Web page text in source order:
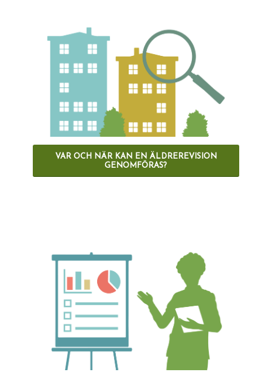
VAR OCH NÄR KAN EN ÄLDREREVISION
GENOMFÖRAS?